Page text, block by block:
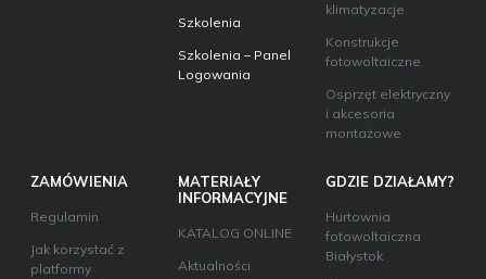
Szkolenia
Szkolenia – Panel
Logowania
klimatyzacje
Konstrukcje
fotowoltaiczne
Osprzęt elektryczny
i akcesoria
montażowe
ZAMÓWIENIA
Regulamin
Jak korzystać z
platformy
MATERIAŁY
INFORMACYJNE
KATALOG ONLINE
Aktualności
GDZIE DZIAŁAMY?
Hurtownia
fotowoltaiczna
Białystok